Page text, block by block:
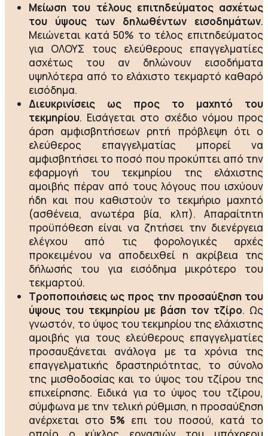
Μείωση του τέλους επιτηδεύματος ασχέτως
του ύψους των δηλωθέντων εισοδημάτων.
Μειώνεται κατά 50% το τέλος επιτηδεύματος
για ΟΛΟΥΣ τους ελεύθερους επαγγελματίες
ασχέτως του αν δηλώνουν εισοδήματα
υψηλότερα από το ελάχιστο τεκμαρτό καθαρό
εισόδημα.
Διευκρινίσεις ως προς το μαχητό του
τεκμηρίου. Εισάγεται στο σχέδιο νόμου προς
άρση αμφισβητήσεων ρητή πρόβλεψη ότι ο
ελεύθερος επαγγελματίας μπορεί να
αμφισβητήσει το ποσό που προκύπτει από την
εφαρμογή του τεκμηρίου της ελάχιστης
αμοιβής πέραν από τους λόγους που ισχύουν
ήδη και που καθιστούν το τεκμήριο μαχητό
(ασθένεια, ανωτέρα βία, κλπ). Απαραίτητη
προϋπόθεση είναι να ζητήσει την διενέργεια
ελέγχου από τις φορολογικές αρχές
προκειμένου να αποδειχθεί η ακρίβεια της
δήλωσής του για εισόδημα μικρότερο του
τεκμαρτού.
Τροποποιήσεις ως προς την προσαύξηση του
ύψους του τεκμηρίου με βάση τον τζίρο. Ως
γνωστόν, το ύψος του τεκμηρίου της ελάχιστης
αμοιβής για τους ελεύθερους επαγγελματίες
προσαυξάνεται ανάλογα με τα χρόνια της
επαγγελματικής δραστηριότητας, το σύνολο
της μισθοδοσίας και το ύψος του τζίρου της
επιχείρησης. Ειδικά για το ύψος του τζίρου,
σύμφωνα με την τελική ρύθμιση, η προσαύξηση
ανέρχεται στο5% επι του ποσού, κατά το